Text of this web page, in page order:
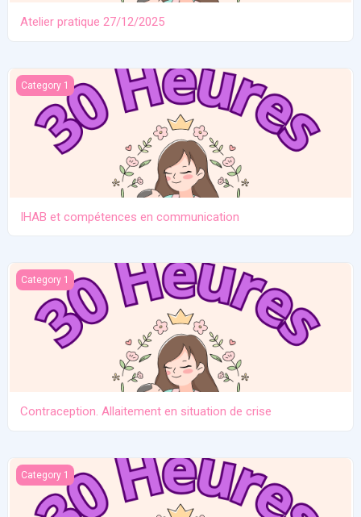
Atelier pratique 27/12/2025
IHAB et compétences en communication
Category 1
IHAB et compétences en communication
Contraception. Allaitement en situation de crise
Category 1
Contraception. Allaitement en situation de crise
Allaitement travail et séparation
Category 1